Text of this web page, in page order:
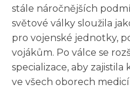
stále náročnějších
světové války sloužila
pro vojenské jednotky,
vojákům. Po válce se
specializace, aby
ve všech oborech